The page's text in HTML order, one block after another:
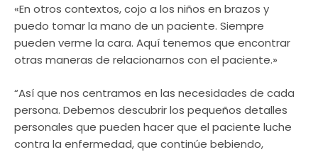
«En otros contextos, cojo a los niños en brazos y
puedo tomar la mano de un paciente. Siempre
pueden verme la cara. Aquí tenemos que encontrar
otras maneras de relacionarnos con el paciente.»
“Así que nos centramos en las necesidades de cada
persona. Debemos descubrir los pequeños detalles
personales que pueden hacer que el paciente luche
contra la enfermedad, que continúe bebiendo,